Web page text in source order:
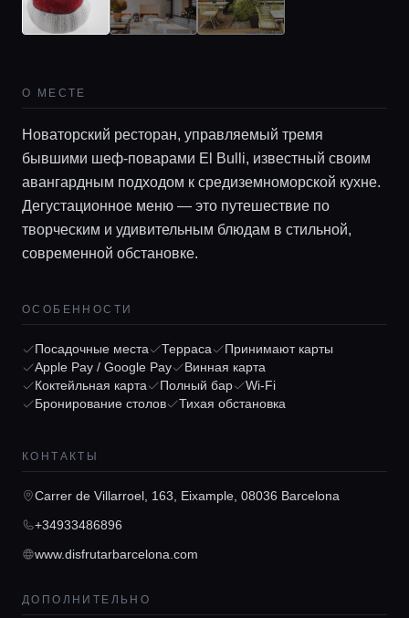
Главная
Локации
Гиды
Консьерж сервис
Lifestyle журнал
О МЕСТЕ
Новаторский ресторан, управляемый тремя
бывшими шеф-поварами El Bulli, известный своим
авангардным подходом к средиземноморской кухне.
Дегустационное меню — это путешествие по
творческим и удивительным блюдам в стильной,
современной обстановке.
ОСОБЕННОСТИ
Посадочные места Терраса
Принимают карты
Apple Pay / Google Pay
Винная карта
Коктейльная карта
Полный бар
Wi-Fi
Бронирование столов
Тихая обстановка
КОНТАКТЫ
Carrer de Villarroel, 163, Eixample, 08036 Barcelona
+34933486896
www.disfrutarbarcelona.com
ДОПОЛНИТЕЛЬНО